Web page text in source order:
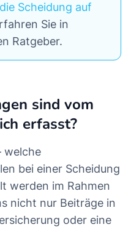
Scheidung auf
Sie in
Ratgeber.
sind vom
erfasst?
welche
bei einer Scheidung
werden im Rahmen
nicht nur Beiträge in
oder eine